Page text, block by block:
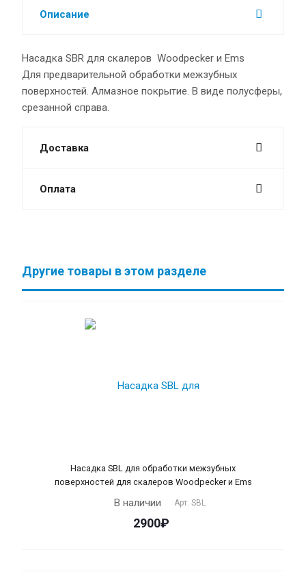
Описание
Насадка SBR для скалеров Woodpecker и Ems
Для предварительной обработки межзубных
поверхностей. Алмазное покрытие. В виде полусферы,
срезанной справа.
Доставка
Оплата
Другие товары в этом разделе
Насадка SBL для обработки межзубных
поверхностей для скалеров Woodpecker и Ems
В наличии Арт. SBL
2900₽